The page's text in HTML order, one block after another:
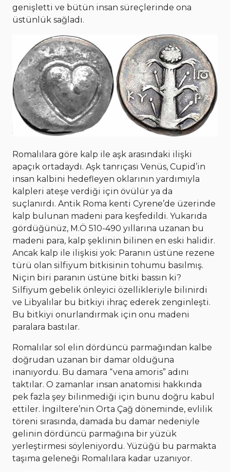
genişletti ve bütün insan süreçlerinde ona
üstünlük sağladı.
Romalılara göre kalp ile aşk arasındaki ilişki
apaçık ortadaydı. Aşk tanrıçası Venüs, Cupid’in
insan kalbini hedefleyen oklarının yardımıyla
kalpleri ateşe verdiği için övülür ya da
suçlanırdı. Antik Roma kenti Cyrene’de üzerinde
kalp bulunan madeni para keşfedildi. Yukarıda
gördüğünüz, M.Ö 510-490 yıllarına uzanan bu
madeni para, kalp şeklinin bilinen en eski halidir.
Ancak kalp ile ilişkisi yok: Paranın üstüne rezene
türü olan silfiyum bitkisinin tohumu basılmış.
Niçin biri paranın üstüne bitki bassın ki?
Silfiyum gebelik önleyici özellikleriyle bilinirdi
ve Libyalılar bu bitkiyi ihraç ederek zenginleşti.
Bu bitkiyi onurlandırmak için onu madeni
paralara bastılar.
Romalılar sol elin dördüncü parmağından kalbe
doğrudan uzanan bir damar olduğuna
inanıyordu. Bu damara “vena amoris” adını
taktılar. O zamanlar insan anatomisi hakkında
pek fazla şey bilinmediği için bunu doğru kabul
ettiler. İngiltere’nin Orta Çağ döneminde, evlilik
töreni sırasında, damada bu damar nedeniyle
gelinin dördüncü parmağına bir yüzük
yerleştirmesi söyleniyordu. Yüzüğü bu parmakta
taşıma geleneği Romalılara kadar uzanıyor.